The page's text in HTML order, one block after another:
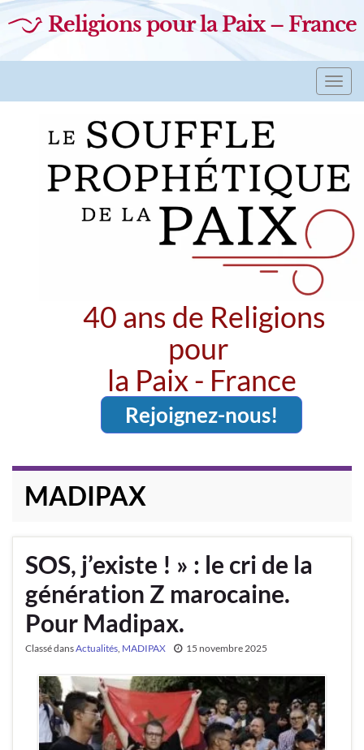
Religions pour la Paix – France
40 ans de Religions
pour
la Paix - France
Rejoignez-nous!
MADIPAX
SOS, j’existe ! » : le cri de la
génération Z marocaine.
Pour Madipax.
Classé dansActualités MADIPAX 15 novembre 2025